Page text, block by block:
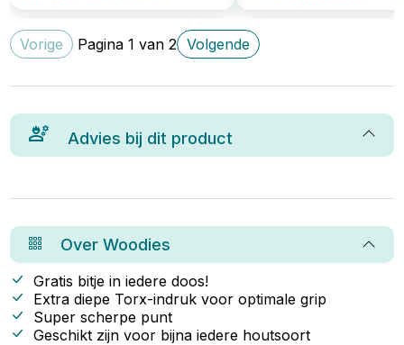
Vorige Pagina1 van2 Volgende
Advies bij dit product
OverWoodies
Gratis bitje in iedere doos!
Extra diepe Torx-indruk voor optimale grip
Super scherpe punt
Geschikt zijn voor bijna iedere houtsoort